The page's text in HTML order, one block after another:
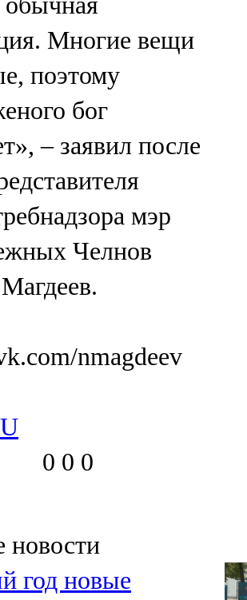
Многие вещи
поэтому
бог
– заявил после
мэр
Челнов
nmagdeev
0 0 0
новости
год новые